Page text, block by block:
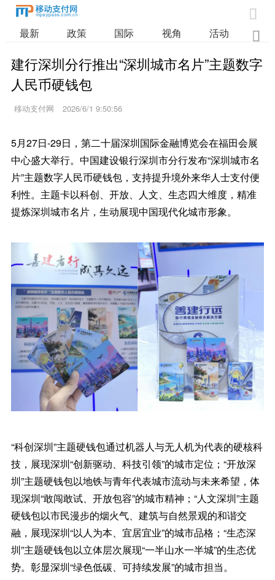

最新 政策 国际 视角 活动 业

建行深圳分行推出“深圳城市名片”主题数字
人民币硬钱包
移动支付网 2026/6/1 9:50:56
5月27日-29日，第二十届深圳国际金融博览会在福田会展
中心盛大举行。中国建设银行深圳市分行发布“深圳城市名
片”主题数字人民币硬钱包，支持提升境外来华人士支付便
利性。主题卡以科创、开放、人文、生态四大维度，精准
提炼深圳城市名片，生动展现中国现代化城市形象。
“科创深圳”主题硬钱包通过机器人与无人机为代表的硬核科
技，展现深圳“创新驱动、科技引领”的城市定位；“开放深
圳”主题硬钱包以地铁与青年代表城市流动与未来希望，体
现深圳“敢闯敢试、开放包容”的城市精神；“人文深圳”主题
硬钱包以市民漫步的烟火气、建筑与自然景观的和谐交
融，展现深圳“以人为本、宜居宜业”的城市品格；“生态深
圳”主题硬钱包以立体层次展现“一半山水一半城”的生态优
势。彰显深圳“绿色低碳、可持续发展”的城市担当。